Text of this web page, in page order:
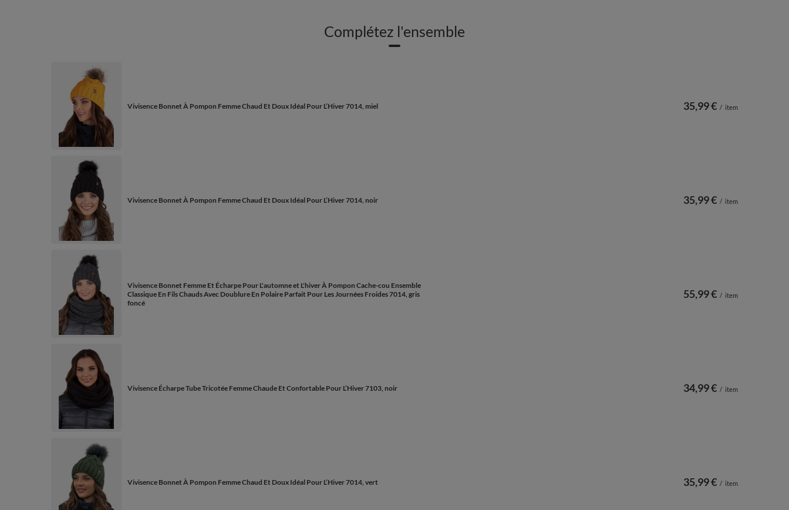
Complétez l'ensemble
Vivisence Bonnet À Pompon Femme Chaud Et Doux Idéal Pour L’Hiver 7014, miel 35,99 € / item
Vivisence Bonnet À Pompon Femme Chaud Et Doux Idéal Pour L’Hiver 7014, noir 35,99 € / item
Vivisence Bonnet Femme Et Écharpe Pour L'automne et L'hiver À Pompon Cache-cou Ensemble
Classique En Fils Chauds Avec Doublure En Polaire Parfait Pour Les Journées Froides 7014, gris
foncé
55,99 € / item
Vivisence Écharpe Tube Tricotée Femme Chaude Et Confortable Pour L’Hiver 7103, noir 34,99 € / item
Vivisence Bonnet À Pompon Femme Chaud Et Doux Idéal Pour L’Hiver 7014, vert 35,99 € / item